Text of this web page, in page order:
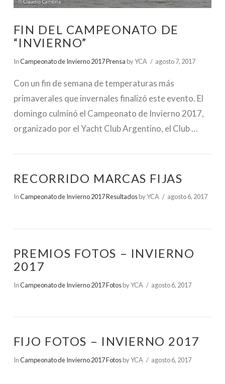
VIEW POST
FIN DEL CAMPEONATO DE
“INVIERNO”
InCampeonato de Invierno 2017 Prensa by YCA agosto 7, 2017
Con un fin de semana de temperaturas más
primaverales que invernales finalizó este evento. El
domingo culminó el Campeonato de Invierno 2017,
organizado por el Yacht Club Argentino, el Club …
RECORRIDO MARCAS FIJAS
InCampeonato de Invierno 2017 Resultadosby YCA agosto 6, 2017
PREMIOS FOTOS – INVIERNO
2017
InCampeonato de Invierno 2017 Fotosby YCA agosto 6, 2017
FIJO FOTOS – INVIERNO 2017
InCampeonato de Invierno 2017 Fotosby YCA agosto 6, 2017